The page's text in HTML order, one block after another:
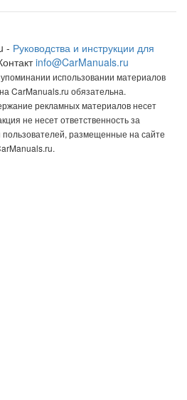
- Руководства и инструкции для
info@CarManuals.ru
использовании материалов
CarManuals.ru обязательна.
рекламных материалов несет
не несет ответственность за
размещенные на сайте